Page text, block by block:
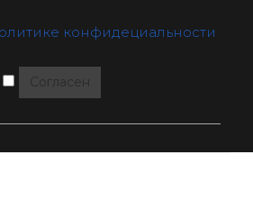
конфидециальности
Согласен